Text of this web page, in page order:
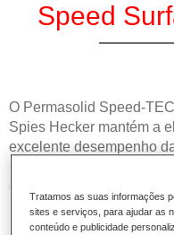
Speed
O Permasolid Speed-
Spies Hecker mantém a
excelente desempenho
Speed-TEC HS Speed
combina as opções de
produto e requer apenas
revolucionário aparelho
Tratamos as suas informações
sites e serviços, para ajudar as
conteúdo e publicidade